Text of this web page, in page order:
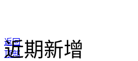
返回
顶部
近期新增